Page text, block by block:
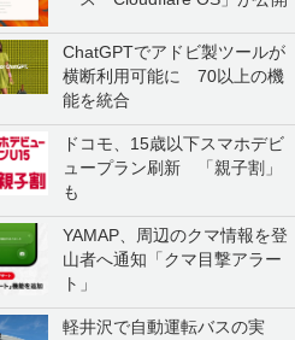
ChatGPTでアドビ製ツールが
横断利用可能に 70以上の機
能を統合
ドコモ、15歳以下スマホデビ
ュープラン刷新 「親子割」
も
YAMAP、周辺のクマ情報を登
山者へ通知「クマ目撃アラー
ト」
軽井沢で自動運転バスの実